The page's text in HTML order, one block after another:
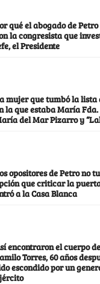
qué el abogado de
la congresista que
el Presidente
mujer que tumbó la lista
la que estaba María
del Mar Pizarro y
opositores de Petro no
que criticar la
a la Casa Blanca
encontraron el cuerpo
Torres, 60 años
escondido por un